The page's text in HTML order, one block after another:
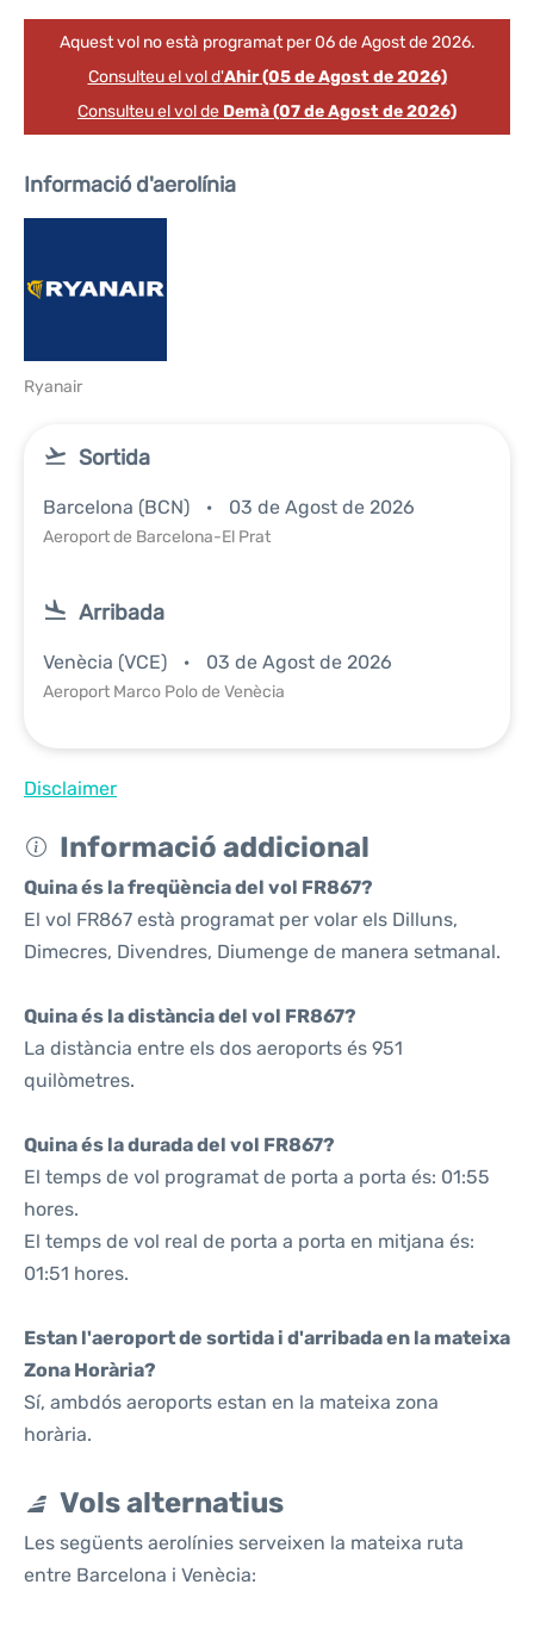
Aquest vol no està programat per 06 de Agost de 2026.
Consulteu el vol d'Ahir (05 de Agost de 2026)
Consulteu el vol de Demà (07 de Agost de 2026)
Informació d'aerolínia
Ryanair
Sortida
Barcelona (BCN) 03 de Agost de 2026
Aeroport de Barcelona-El Prat
Arribada
Venècia (VCE) 03 de Agost de 2026
Aeroport Marco Polo de Venècia
Disclaimer
Informació addicional
Quina és la freqüència del vol FR867?
El vol FR867 està programat per volar els Dilluns,
Dimecres, Divendres, Diumenge de manera setmanal.
Quina és la distància del vol FR867?
La distància entre els dos aeroports és 951
quilòmetres.
Quina és la durada del vol FR867?
El temps de vol programat de porta a porta és: 01:55
hores.
El temps de vol real de porta a porta en mitjana és:
01:51 hores.
Estan l'aeroport de sortida i d'arribada en la mateixa
Zona Horària?
Sí, ambdós aeroports estan en la mateixa zona
horària.
Vols alternatius
Les següents aerolínies serveixen la mateixa ruta
entre Barcelona i Venècia: